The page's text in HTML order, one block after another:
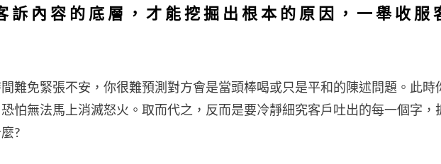
訴內容的底層，才能挖掘出根本的原因，一舉收服
難免緊張不安，你很難預測對方會是當頭棒喝或只是平和的陳述問題。此時
怕無法馬上消滅怒火。取而代之，反而是要冷靜細究客戶吐出的每一個字，
?